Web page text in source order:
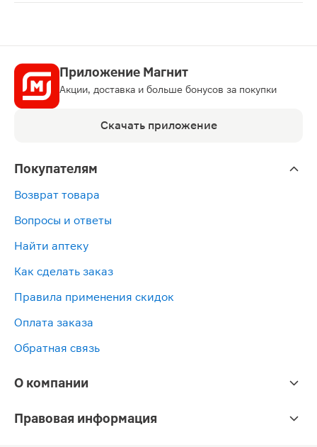
Приложение Магнит
Акции, доставка и больше бонусов за покупки
Скачать приложение
Покупателям
Возврат товара
Вопросы и ответы
Найти аптеку
Как сделать заказ
Правила применения скидок
Оплата заказа
Обратная связь
О компании
Правовая информация